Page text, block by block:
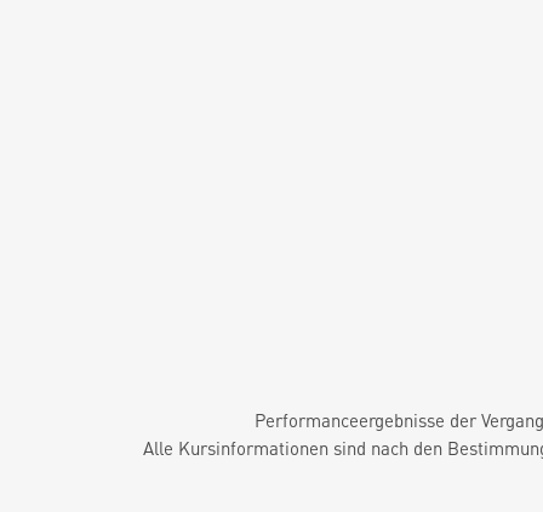
Performanceergebnisse der
Alle Kursinformationen sind nach den